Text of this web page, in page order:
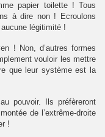
papier toilette ! Tous
à dire non ! Ecroulons
légitimité !
! Non, d’autres formes
vouloir les mettre
que leur système est la
pouvoir. Ils préfèreront
de l’extrême-droite
!